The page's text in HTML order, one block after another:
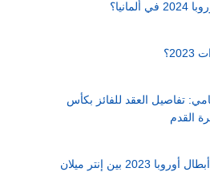
تفاصيل العقد للفائز بكأس
القدم
توقعات الرهانات لنهائي دوري أبطال أوروبا 2023 بين إنتر ميلان